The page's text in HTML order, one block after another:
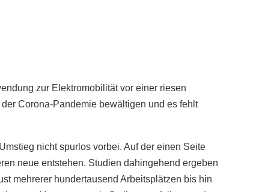
zur Elektromobilität vor einer riesen
Corona-Pandemie bewältigen und es fehlt
nicht spurlos vorbei. Auf der einen Seite
neue entstehen. Studien dahingehend ergeben
mehrerer hundertausend Arbeitsplätzen bis hin